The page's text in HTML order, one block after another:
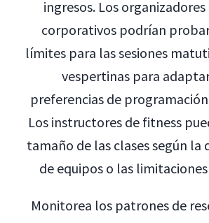
ingresos. Los
corporativos podrían
límites para las sesiones
vespertinas para
preferencias de
Los instructores de fitness
tamaño de las clases según la
de equipos o las
Monitorea los patrones de